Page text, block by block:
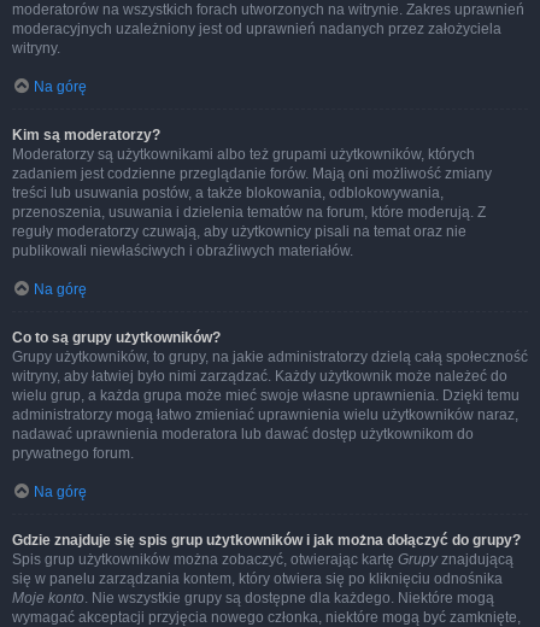
moderatorów na wszystkich forach utworzonych na witrynie. Zakres uprawnień
moderacyjnych uzależniony jest od uprawnień nadanych przez założyciela
witryny.
Na górę
Kim są moderatorzy?
Moderatorzy są użytkownikami albo też grupami użytkowników, których
zadaniem jest codzienne przeglądanie forów. Mają oni możliwość zmiany
treści lub usuwania postów, a także blokowania, odblokowywania,
przenoszenia, usuwania i dzielenia tematów na forum, które moderują. Z
reguły moderatorzy czuwają, aby użytkownicy pisali na temat oraz nie
publikowali niewłaściwych i obraźliwych materiałów.
Na górę
Co to są grupy użytkowników?
Grupy użytkowników, to grupy, na jakie administratorzy dzielą całą społeczność
witryny, aby łatwiej było nimi zarządzać. Każdy użytkownik może należeć do
wielu grup, a każda grupa może mieć swoje własne uprawnienia. Dzięki temu
administratorzy mogą łatwo zmieniać uprawnienia wielu użytkowników naraz,
nadawać uprawnienia moderatora lub dawać dostęp użytkownikom do
prywatnego forum.
Na górę
Gdzie znajduje się spis grup użytkowników i jak można dołączyć do grupy?
Spis grup użytkowników można zobaczyć, otwierając kartę Grupyznajdującą
się w panelu zarządzania kontem, który otwiera się po kliknięciu odnośnika
Moje konto. Nie wszystkie grupy są dostępne dla każdego. Niektóre mogą
wymagać akceptacji przyjęcia nowego członka, niektóre mogą być zamknięte,